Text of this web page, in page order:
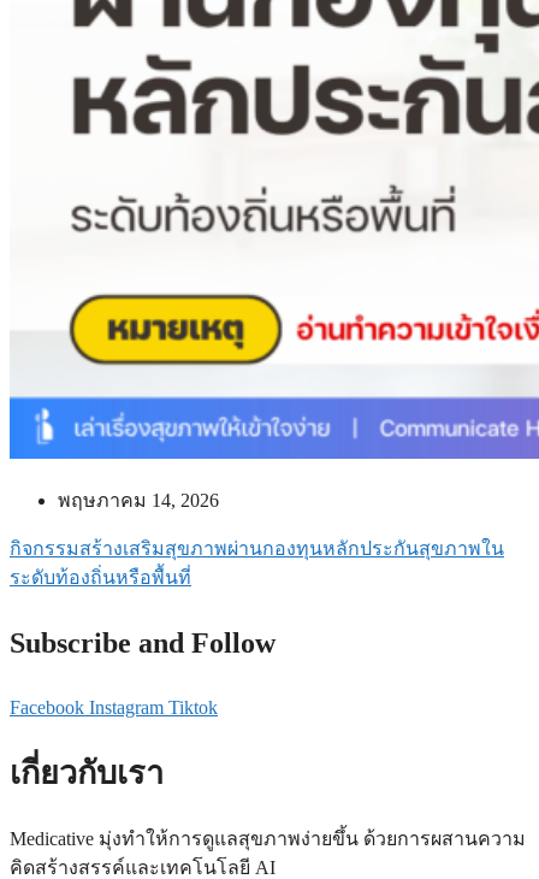
พฤษภาคม 14, 2026
กิจกรรมสร้างเสริมสุขภาพผ่านกองทุนหลักประกันสุขภาพใน
ระดับท้องถิ่นหรือพื้นที่
Subscribe and Follow
Facebook Instagram Tiktok
เกี่ยวกับเรา
Medicative มุ่งทำให้การดูแลสุขภาพง่ายขึ้น ด้วยการผสานความ
คิดสร้างสรรค์และเทคโนโลยี AI